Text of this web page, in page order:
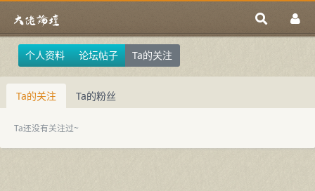
个人资料 论坛帖子 Ta的关注
Ta的关注 Ta的粉丝
Ta还没有关注过~